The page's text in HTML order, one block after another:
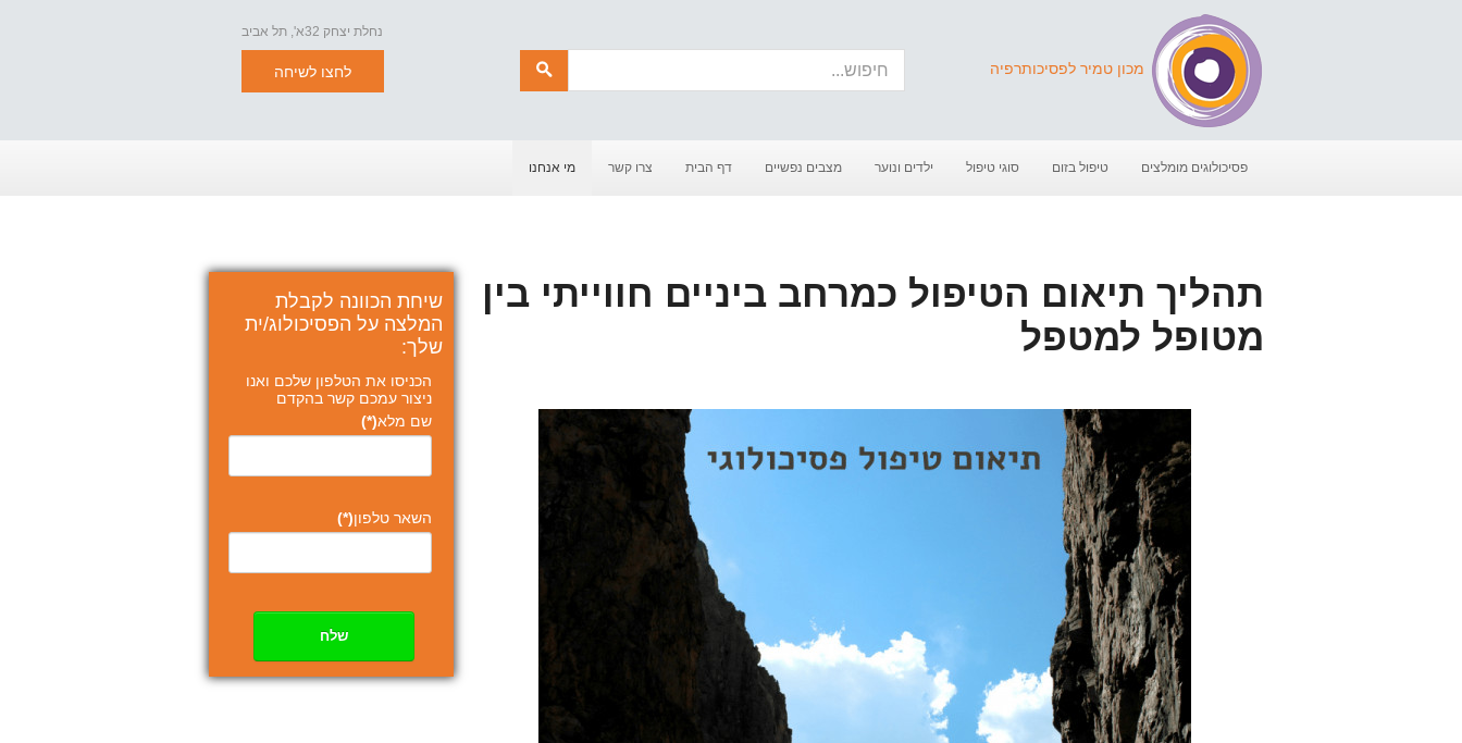
מכון טמיר לפסיכותרפיה
נחלת יצחק 32א', תל אביב
לחצו לשיחה
חיפוש
פסיכולוגים מומלצים טיפול בזום סוגי טיפול ילדים ונוער מצבים נפשיים דף הבית צרו קשר מי אנחנו
תהליך תיאום הטיפול כמרחב ביניים חווייתי בין
מטופל למטפל
שיחת הכוונה לקבלת
המלצה על הפסיכולוג/ית
שלך:
הכניסו את הטלפון שלכם ואנו
ניצור עמכם קשר בהקדם
שם מלא(*)
השאר טלפון(*)
שלח